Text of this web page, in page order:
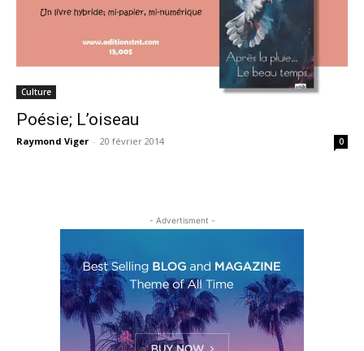
Culture
Poésie; L’oiseau
Raymond Viger - 20 février 2014 0
- Advertisment -